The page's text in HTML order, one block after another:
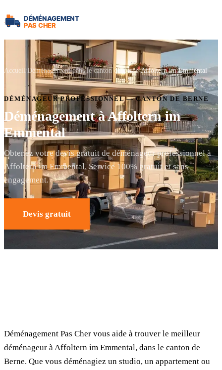
Accueil Déménagement dans le canton de Berne Affoltern im Emmental
DÉMÉNAGEUR PROFESSIONNEL — CANTON DE BERNE
Déménagement à Affoltern im
Emmental
Obtenez votre devis gratuit de déménageur professionnel à
Affoltern im Emmental. Service 100% gratuit et sans
engagement.
Devis gratuit
Déménagement Pas Cher vous aide à trouver le meilleur
déménageur à Affoltern im Emmental, dans le canton de
Berne. Que vous déménagiez un studio, un appartement ou